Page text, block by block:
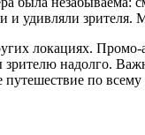
и удивляли
локациях.
надолго.
путешествие по